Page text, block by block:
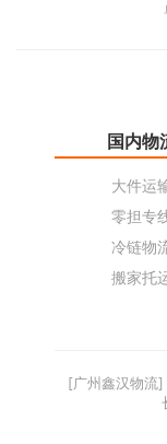
国内物
大件运
零担专
冷链物
搬家托
[广州鑫汉物流]